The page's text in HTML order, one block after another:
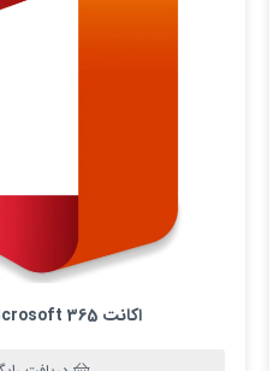
اکانت microsoft 365 رایگان